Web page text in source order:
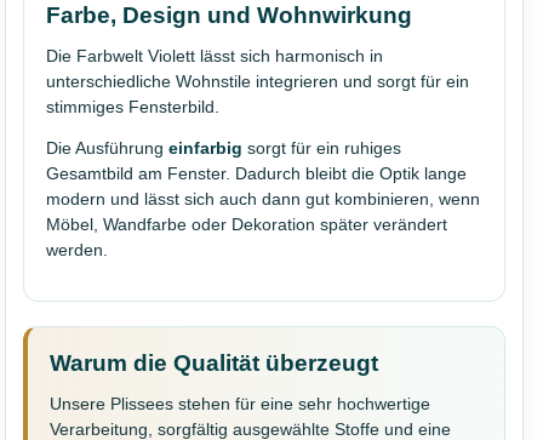
Farbe, Design und Wohnwirkung
Die Farbwelt Violett lässt sich harmonisch in
unterschiedliche Wohnstile integrieren und sorgt für ein
stimmiges Fensterbild.
Die Ausführung einfarbig sorgt für ein ruhiges
Gesamtbild am Fenster. Dadurch bleibt die Optik lange
modern und lässt sich auch dann gut kombinieren, wenn
Möbel, Wandfarbe oder Dekoration später verändert
werden.
Warum die Qualität überzeugt
Unsere Plissees stehen für eine sehr hochwertige
Verarbeitung, sorgfältig ausgewählte Stoffe und eine